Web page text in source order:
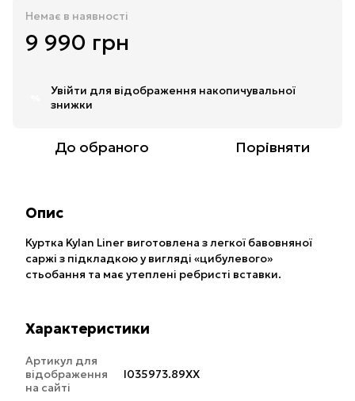
Немає в наявності
9 990 грн
Увійти для відображення накопичувальної
знижки
До обраного Порівняти
Опис
Куртка Kylan Liner виготовлена з легкої бавовняної
саржі з підкладкою у вигляді «цибулевого»
стьобання та має утеплені ребристі вставки.
Характеристики
Артикул для
відображення
на сайті
I035973.89XX